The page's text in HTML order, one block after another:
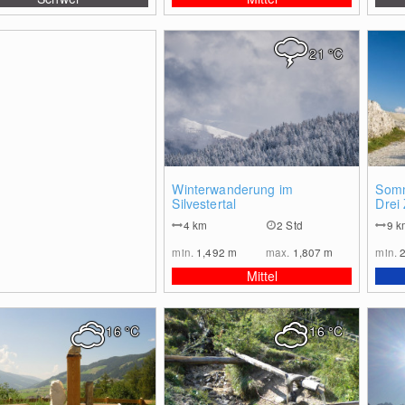
Winterwanderung im
Silvestertal
4km
2 Std
min. 1,492m max. 1,807m
Mittel
21°C
Drei
9
min.
16°C 16°C